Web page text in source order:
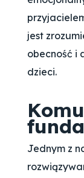
jest
obecność i
dzieci.
Jednym z